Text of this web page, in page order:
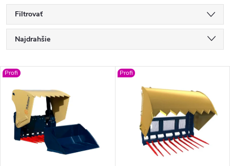
Filtrovať
R
a
d
e
n
Najdrahšie
Najpredávanejšie
Abecedne
V
ý
p
Profi Profi